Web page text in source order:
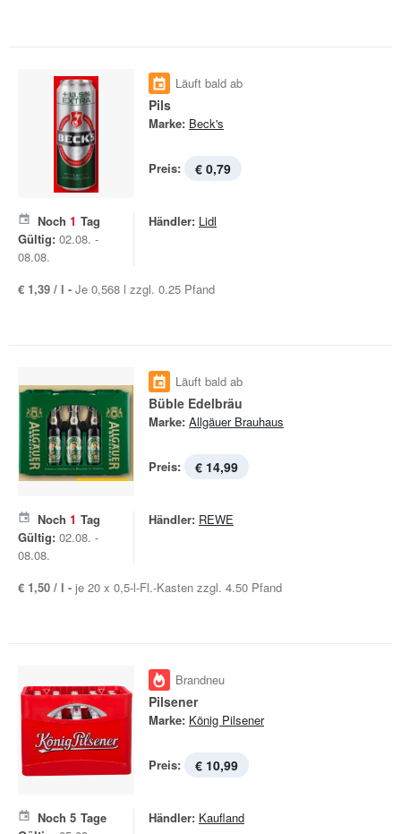
Läuft bald ab
Pils
Marke: Beck's
Preis: € 0,79
Noch 1 Tag
Gültig: 02.08. -
08.08.
Händler: Lidl
€ 1,39 / l - Je 0,568 l zzgl. 0.25 Pfand
Läuft bald ab
Büble Edelbräu
Marke: Allgäuer Brauhaus
Preis: € 14,99
Noch 1 Tag
Gültig: 02.08. -
08.08.
Händler: REWE
€ 1,50 / l - je 20 x 0,5-l-Fl.-Kasten zzgl. 4.50 Pfand
Brandneu
Pilsener
Marke: König Pilsener
Preis: € 10,99
Noch 5 Tage
Händler: Kaufland